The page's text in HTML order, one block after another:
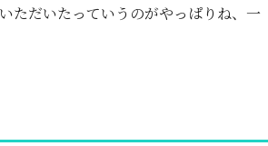
ただいたっていうのがやっぱりね、一